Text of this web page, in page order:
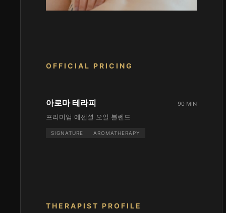
OFFICIAL PRICING
아로마 테라피
프리미엄 에센셜 오일 블렌드
SIGNATURE AROMATHERAPY
90 MIN
THERAPIST PROFILE